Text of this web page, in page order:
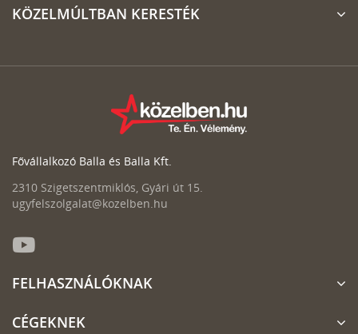
KÖZELMÚLTBAN KERESTÉK
Fővállalkozó Balla és Balla Kft.
2310 Szigetszentmiklós, Gyári út 15.
ugyfelszolgalat@kozelben.hu
FELHASZNÁLÓKNAK
CÉGEKNEK